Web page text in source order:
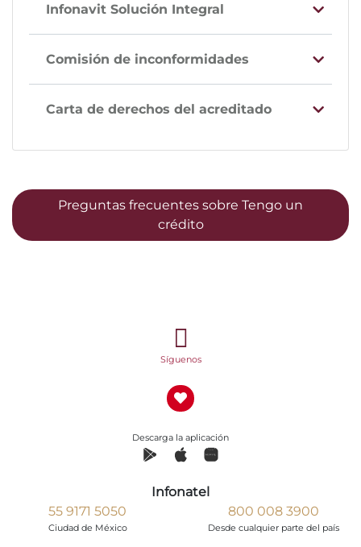
Infonavit Solución Integral
Comisión de inconformidades
Carta de derechos del acreditado
Preguntas frecuentes sobre Tengo un
crédito
Síguenos
Descarga la aplicación
Infonatel
55 9171 5050
Ciudad de México
800 008 3900
Desde cualquier parte del país